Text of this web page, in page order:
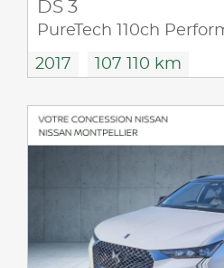
DS 3
2017 107 110 km